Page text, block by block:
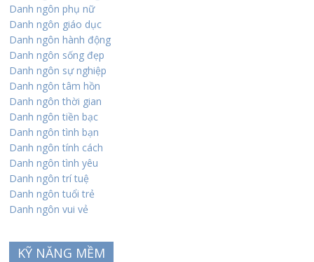
Danh ngôn phụ nữ
Danh ngôn giáo dục
Danh ngôn hành động
Danh ngôn sống đẹp
Danh ngôn sự nghiệp
Danh ngôn tâm hồn
Danh ngôn thời gian
Danh ngôn tiền bạc
Danh ngôn tình bạn
Danh ngôn tính cách
Danh ngôn tình yêu
Danh ngôn trí tuệ
Danh ngôn tuổi trẻ
Danh ngôn vui vẻ
KỸ NĂNG MỀM